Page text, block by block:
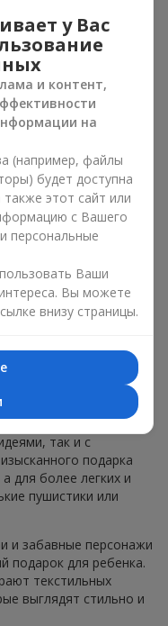
всегда удачное
эмоции и позволяет
плюшевый друг
с игрушкой
создают баланс
оставляют
чувство
букет с игрушкой
оставить
букет с игрушкой.
На нашем сервисе
или нежные
чаще всего наши
с цветами». Это
Кроме того, у нас
которые отлично
так и с
подарка
для более легких и
пушистики или
и забавные персонажи
подарок для ребенка.
текстильных
выглядят стильно и
у Вас
и контент,
на
(например, файлы
будет доступна
этот сайт или
с Вашего
персональные
Ваши
Вы можете
внизу страницы.